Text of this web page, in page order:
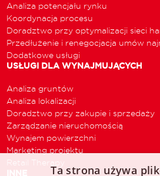
Analiza potencjału rynku
Koordynacja procesu
Doradztwo przy optymalizacji sieci
Przedłużenie i renegocjacja umów
Dodatkowe usługi
USŁUGI DLA WYNAJMUJĄCYCH
Analiza gruntów
Analiza lokalizacji
Doradztwo przy zakupie i sprzedaży
Zarządzanie nieruchomością
Wynajem powierzchni
Marketing projektu
Retail Therapy
INNE Ta strona używa